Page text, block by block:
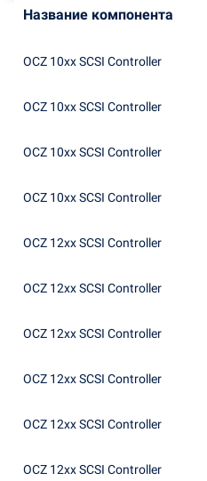
Название компонента
OCZ 10xx SCSI Controller
OCZ 10xx SCSI Controller
OCZ 10xx SCSI Controller
OCZ 10xx SCSI Controller
OCZ 12xx SCSI Controller
OCZ 12xx SCSI Controller
OCZ 12xx SCSI Controller
OCZ 12xx SCSI Controller
OCZ 12xx SCSI Controller
OCZ 12xx SCSI Controller